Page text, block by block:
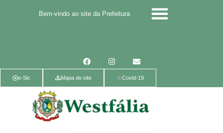
Bem-vindo ao site da Prefeitura
e-Sic Mapa do site Covid-19